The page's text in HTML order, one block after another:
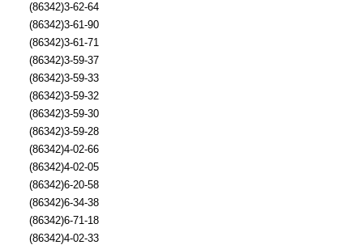
(86342)3-62-64
(86342)3-61-90
(86342)3-61-71
(86342)3-59-37
(86342)3-59-33
(86342)3-59-32
(86342)3-59-30
(86342)3-59-28
(86342)4-02-66
(86342)4-02-05
(86342)6-20-58
(86342)6-34-38
(86342)6-71-18
(86342)4-02-33